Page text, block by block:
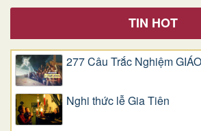
TIN HOT
277 Câu Trắc Nghiệm
Nghi thức lễ Gia Tiên